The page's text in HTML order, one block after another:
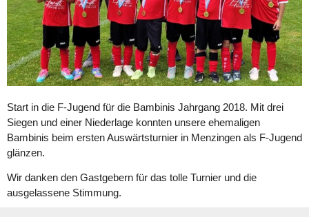
Start in die F-Jugend für die Bambinis Jahrgang 2018. Mit drei
Siegen und einer Niederlage konnten unsere ehemaligen
Bambinis beim ersten Auswärtsturnier in Menzingen als F-Jugend
glänzen.
Wir danken den Gastgebern für das tolle Turnier und die
ausgelassene Stimmung.